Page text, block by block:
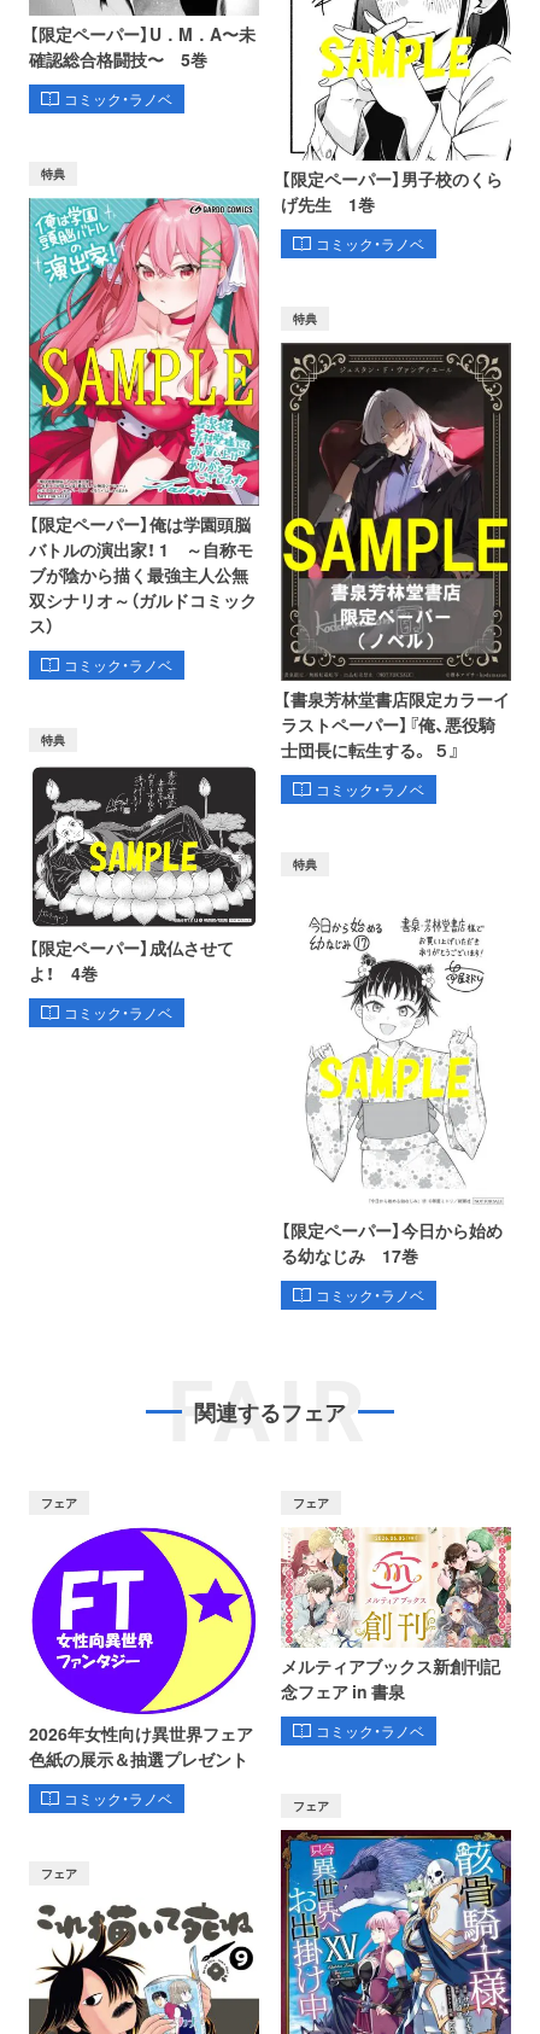
【限定ペーパー】U．M．A〜未
確認総合格闘技〜 5巻
コミック・ラノベ
【限定ペーパー】男子校のくら
げ先生 1巻
コミック・ラノベ
特典
【限定ペーパー】俺は学園頭脳
バトルの演出家！ 1 ～自称モ
ブが陰から描く最強主人公無
双シナリオ～（ガルドコミック
ス）
コミック・ラノベ
特典
【書泉芳林堂書店限定カラーイ
ラストペーパー】『俺、悪役騎
士団長に転生する。 ５』
コミック・ラノベ
特典
【限定ペーパー】成仏させて
よ！ 4巻
コミック・ラノベ
特典
【限定ペーパー】今日から始め
る幼なじみ 17巻
コミック・ラノベ
FAIR
関連するフェア
フェア
2026年女性向け異世界フェア
色紙の展示＆抽選プレゼント
コミック・ラノベ
フェア
メルティアブックス新創刊記
念フェア in 書泉
コミック・ラノベ
フェア
フェア